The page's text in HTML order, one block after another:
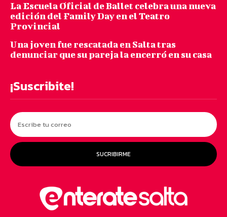
La Escuela Oficial de Ballet celebra una nueva
edición del Family Day en el Teatro
Provincial
Una joven fue rescatada en Salta tras
denunciar que su pareja la encerró en su casa
¡Suscribite!
SUCRIBIRME